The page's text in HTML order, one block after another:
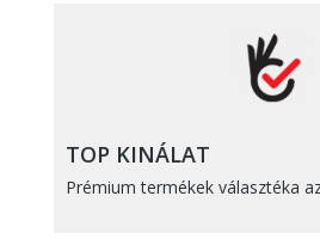
TOP KINÁLAT
Prémium termékek választéka